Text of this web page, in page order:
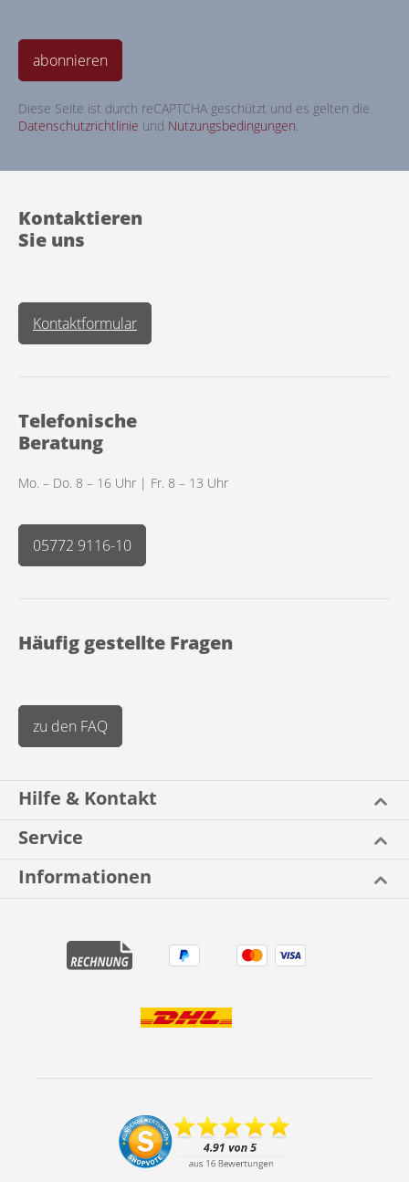
abonnieren
Diese Seite ist durch reCAPTCHA geschützt und es gelten die
Datenschutzrichtlinie und Nutzungsbedingungen.
Kontaktieren
Sie uns
Kontaktformular
Telefonische
Beratung
Mo. – Do. 8 – 16 Uhr | Fr. 8 – 13 Uhr
05772 9116-10
Häufig gestellte Fragen
zu den FAQ
Hilfe & Kontakt
Service
Informationen